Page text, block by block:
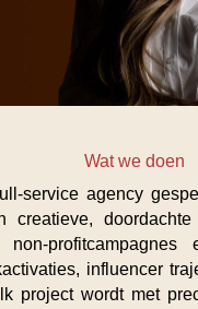
Wat we doen
service agency
creatieve,
influencer
project wordt met